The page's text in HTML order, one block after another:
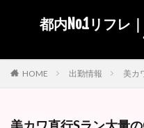
都内No.1リフレ
HOME 出勤情報 美カ